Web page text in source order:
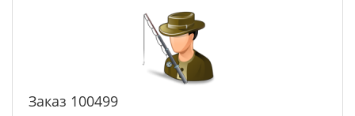
Заказ 100499